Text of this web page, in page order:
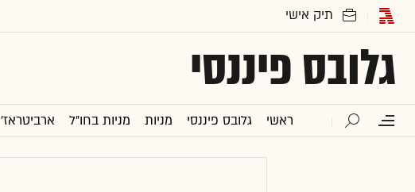
גלובס פיננסי
ראשי גלובס פיננסי מניות מניות בחו"ל ארביטראז'